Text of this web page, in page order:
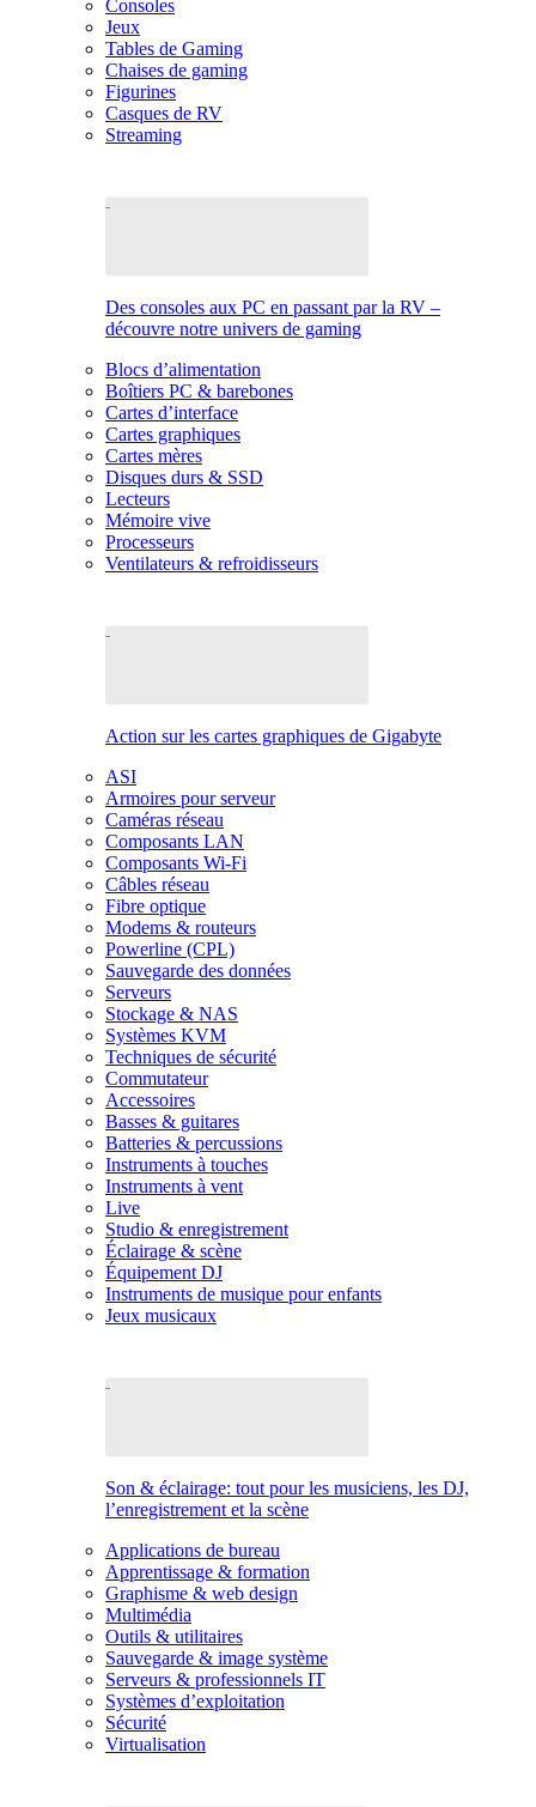
Consoles
Jeux
Tables de Gaming
Chaises de gaming
Figurines
Casques de RV
Streaming
Des consoles aux PC en passant par la RV –
découvre notre univers de gaming
Blocs d’alimentation
Boîtiers PC & barebones
Cartes d’interface
Cartes graphiques
Cartes mères
Disques durs & SSD
Lecteurs
Mémoire vive
Processeurs
Ventilateurs & refroidisseurs
Action sur les cartes graphiques de Gigabyte
ASI
Armoires pour serveur
Caméras réseau
Composants LAN
Composants Wi-Fi
Câbles réseau
Fibre optique
Modems & routeurs
Powerline (CPL)
Sauvegarde des données
Serveurs
Stockage & NAS
Systèmes KVM
Techniques de sécurité
Commutateur
Accessoires
Basses & guitares
Batteries & percussions
Instruments à touches
Instruments à vent
Live
Studio & enregistrement
Éclairage & scène
Équipement DJ
Instruments de musique pour enfants
Jeux musicaux
Son & éclairage: tout pour les musiciens, les DJ,
l’enregistrement et la scène
Applications de bureau
Apprentissage & formation
Graphisme & web design
Multimédia
Outils & utilitaires
Sauvegarde & image système
Serveurs & professionnels IT
Systèmes d’exploitation
Sécurité
Virtualisation